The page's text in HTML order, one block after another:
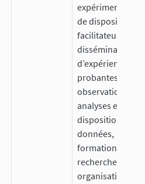
de dispositifs
facilitateurs et
disséminations
d’expériences
probantes,
observations,
analyses et mise
disposition de
données,
formations,
recherches et
organisation